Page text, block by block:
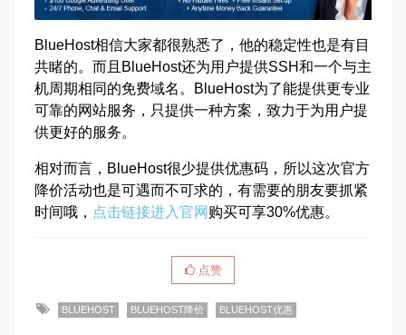
BlueHost相信大家都很熟悉了，他的稳定性也是有目
共睹的。而且BlueHost还为用户提供SSH和一个与主
机周期相同的免费域名。BlueHost为了能提供更专业
可靠的网站服务，只提供一种方案，致力于为用户提
供更好的服务。
相对而言，BlueHost很少提供优惠码，所以这次官方
降价活动也是可遇而不可求的，有需要的朋友要抓紧
时间哦， 点击链接进入官网 购买可享30%优惠。
点赞
BLUEHOST BLUEHOST降价 BLUEHOST优惠